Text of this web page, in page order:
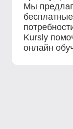
Мы
Kursly
онлайн